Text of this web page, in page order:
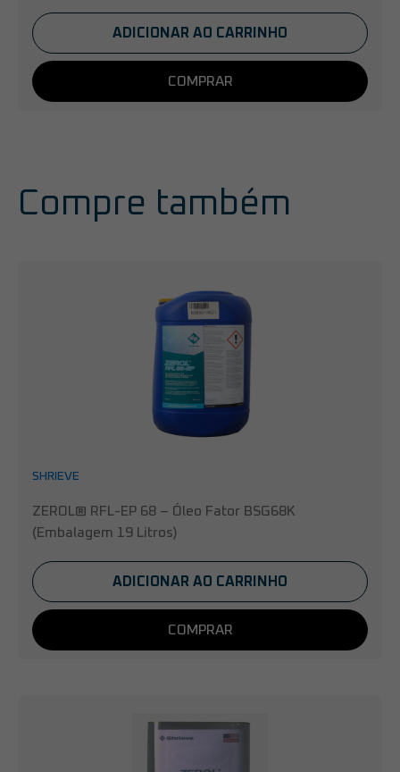
ADICIONAR AO CARRINHO
COMPRAR
Compre também
SHRIEVE
ZEROL® RFL-EP 68 – Óleo Fator BSG68K
(Embalagem 19 Litros)
ADICIONAR AO CARRINHO
COMPRAR